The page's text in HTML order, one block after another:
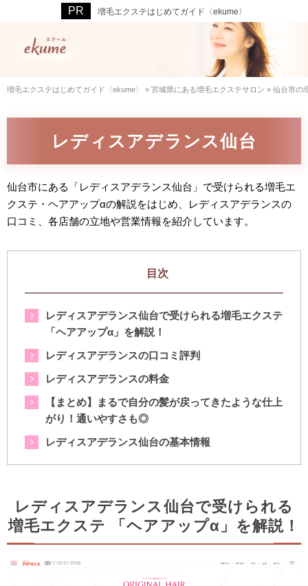
増毛エクステはじめてガイド〈ekume〉
増毛エクステはじめてガイド〈ekume〉 » 宮城県にある増毛エクステサロン » 仙台市の
レディスアデランス仙台
仙台市にある「レディスアデランス仙台」で受けられる増毛エ
クステ・ヘアアップαの解説をはじめ、レディスアデランスの
口コミ、各店舗の立地や営業情報を紹介しています。
目次
レディスアデランス仙台で受けられる増毛エクステ
「ヘアアップα」を解説！
レディスアデランスの口コミ評判
レディスアデランスの料金
【まとめ】まるで自分の髪が戻ってきたような仕上
がり！通いやすさも◎
レディスアデランス仙台の基本情報
レディスアデランス仙台で受けられる
増毛エクステ 「ヘアアップα」を解説！